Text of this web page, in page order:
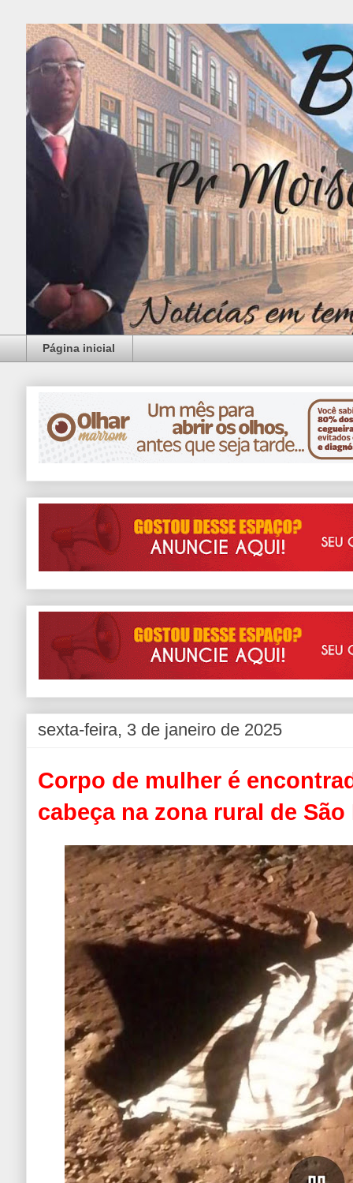
Página inicial
sexta-feira, 3 de janeiro de 2025
Corpo de mulher é
cabeça na zona rural de